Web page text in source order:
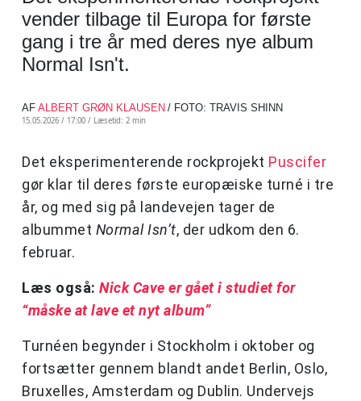
vender tilbage til Europa for første
gang i tre år med deres nye album
Normal Isn't.
AF ALBERT GRØN KLAUSEN / FOTO: TRAVIS SHINN
15.05.2026 / 17:00 / Læsetid: 2 min
Det eksperimenterende rockprojekt Puscifer
gør klar til deres første europæiske turné i tre
år, og med sig på landevejen tager de
albummet Normal Isn’t, der udkom den 6.
februar.
Læs også: Nick Cave er gået i studiet for
“måske at lave et nyt album”
Turnéen begynder i Stockholm i oktober og
fortsætter gennem blandt andet Berlin, Oslo,
Bruxelles, Amsterdam og Dublin. Undervejs